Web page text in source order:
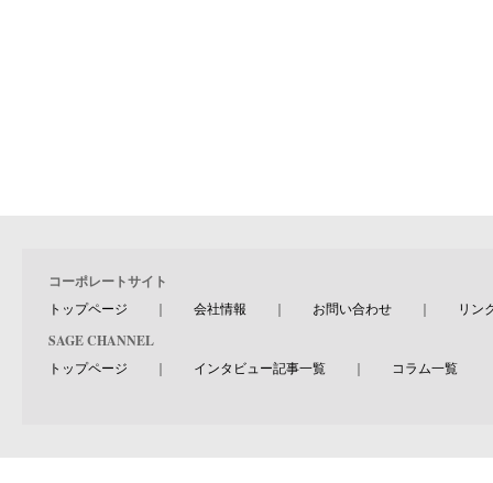
コーポレートサイト
トップページ ｜ 会社情報 ｜ お問い合わせ ｜ リン
SAGE CHANNEL
トップページ ｜ インタビュー記事一覧 ｜ コラム一覧